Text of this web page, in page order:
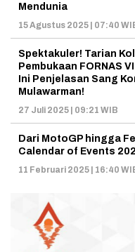
Mendunia
15 Agustus 2025 | 07:40
Spektakuler! Tarian
Pembukaan FORNAS
Ini Penjelasan Sang
Mulawarman!
27 Juli 2025 | 09:21 WIB
Dari MotoGP hingga
Calendar of Events
11 Februari 2025 | 16:40